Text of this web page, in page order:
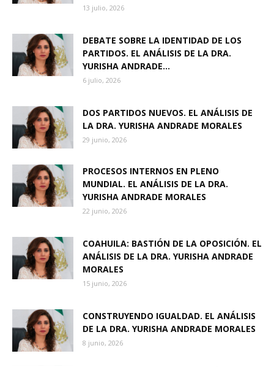
13 julio, 2026
DEBATE SOBRE LA IDENTIDAD DE LOS
PARTIDOS. EL ANÁLISIS DE LA DRA.
YURISHA ANDRADE...
6 julio, 2026
DOS PARTIDOS NUEVOS. EL ANÁLISIS DE
LA DRA. YURISHA ANDRADE MORALES
29 junio, 2026
PROCESOS INTERNOS EN PLENO
MUNDIAL. EL ANÁLISIS DE LA DRA.
YURISHA ANDRADE MORALES
22 junio, 2026
COAHUILA: BASTIÓN DE LA OPOSICIÓN. EL
ANÁLISIS DE LA DRA. YURISHA ANDRADE
MORALES
15 junio, 2026
CONSTRUYENDO IGUALDAD. EL ANÁLISIS
DE LA DRA. YURISHA ANDRADE MORALES
8 junio, 2026